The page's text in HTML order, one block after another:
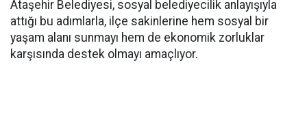
Ataşehir Belediyesi, sosyal belediyecilik anlayışıyla
attığı bu adımlarla, ilçe sakinlerine hem sosyal bir
yaşam alanı sunmayı hem de ekonomik zorluklar
karşısında destek olmayı amaçlıyor.